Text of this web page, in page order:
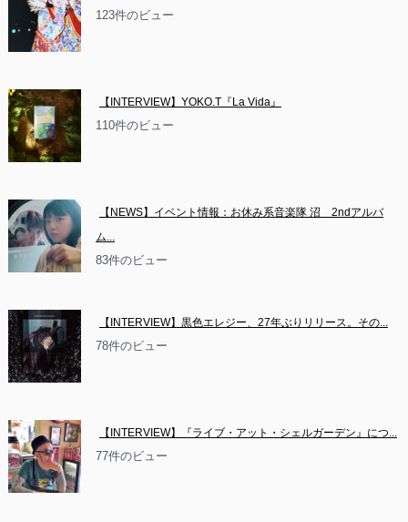
123件のビュー
【INTERVIEW】YOKO.T『La Vida』
110件のビュー
【NEWS】イベント情報：お休み系音楽隊 沼　2ndアルバ
ム...
83件のビュー
【INTERVIEW】黒色エレジー、27年ぶりリリース。その...
78件のビュー
【INTERVIEW】『ライブ・アット・シェルガーデン』につ...
77件のビュー